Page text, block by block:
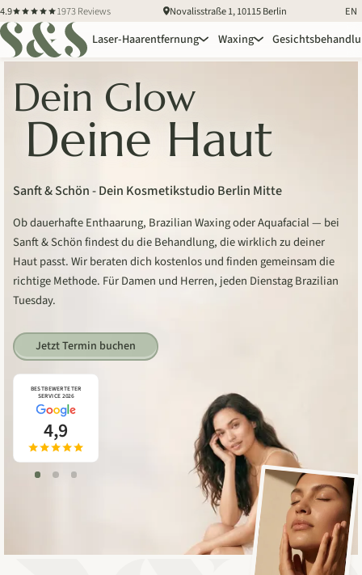
4.9 1973 Reviews Novalisstraße 1, 10115 Berlin EN
Laser-Haarentfernung Waxing
Sanft & Schön - Dein Kosmetikstudio Berlin Mitte
Dein Glow
Deine Haut
Ob dauerhafte Enthaarung, Brazilian Waxing oder Aquafacial — bei
Sanft & Schön findest du die Behandlung, die wirklich zu deiner
Haut passt. Wir beraten dich kostenlos und finden gemeinsam die
richtige Methode. Für Damen und Herren, jeden Dienstag Brazilian
Tuesday.
Jetzt Termin buchen
BESTBEWERTETER
SERVICE 2026
4,9
SERVICE 2026
5,0